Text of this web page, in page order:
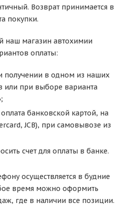
Возврат принимается в
покупки.
наш магазин автохимии
оплаты:
получении в одном из наших
при выборе варианта
банковской картой, на
JCB), при самовывозе из
счет для оплаты в банке.
осуществляется в будние
время можно оформить
где в наличии все позиции.